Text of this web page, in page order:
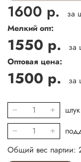
1600 р. за
Мелкий опт:
1550 р.
за
Оптовая цена:
1500 р. за
штук
Общий вес партии: